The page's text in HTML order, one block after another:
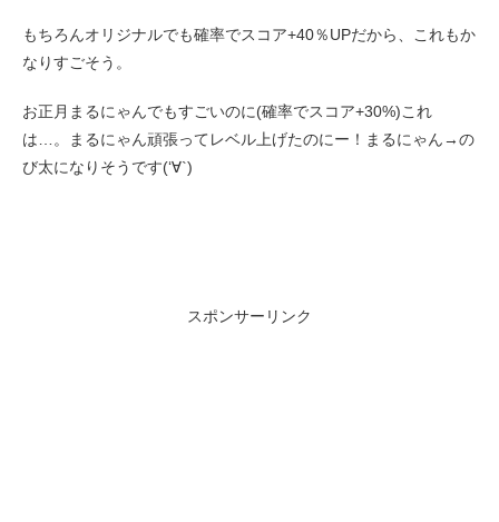
もちろんオリジナルでも確率でスコア+40％UPだから、これもか
なりすごそう。
お正月まるにゃんでもすごいのに(確率でスコア+30%)これ
は…。まるにゃん頑張ってレベル上げたのにー！まるにゃん→の
び太になりそうです(‘∀`)
スポンサーリンク